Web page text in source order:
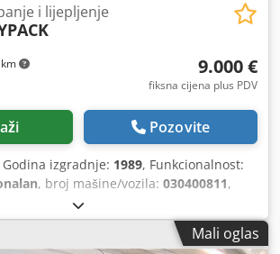
i lijepljenje
9.000 €
fiksna cijena plus PDV
Pozovite
Godina izgradnje: 1989, Funkcionalnost:
, broj mašine/vozila: 030400811,
Istosmjerna struja
Mali oglas